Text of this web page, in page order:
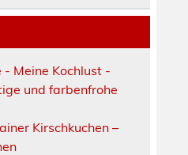
Meine Kochlust -
und farbenfrohe
Kirschkuchen –